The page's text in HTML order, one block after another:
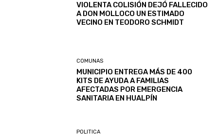
VIOLENTA COLISIÓN DEJÓ FALLECIDO
A DON MOLLOCO UN ESTIMADO
VECINO EN TEODORO SCHMIDT
COMUNAS
MUNICIPIO ENTREGA MÁS DE 400
KITS DE AYUDA A FAMILIAS
AFECTADAS POR EMERGENCIA
SANITARIA EN HUALPÍN
POLITICA